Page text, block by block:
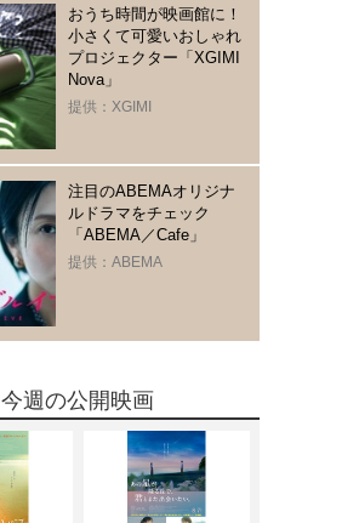
おうち時間が映画館に！
小さくて可愛いおしゃれ
プロジェクター「XGIMI
Nova」
提供：XGIMI
注目のABEMAオリジナ
ルドラマをチェック
「ABEMA／Cafe」
提供：ABEMA
今週の公開映画